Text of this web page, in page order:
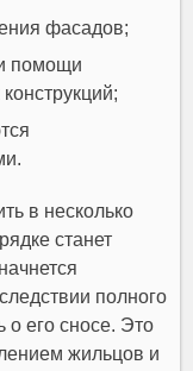
фасадов;
помощи
в несколько
станет
полного
о его сносе. Это
жильцов и